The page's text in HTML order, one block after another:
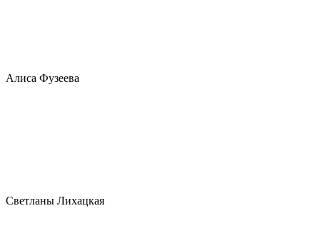
Алиса Фузеева
Светланы Лихацкая